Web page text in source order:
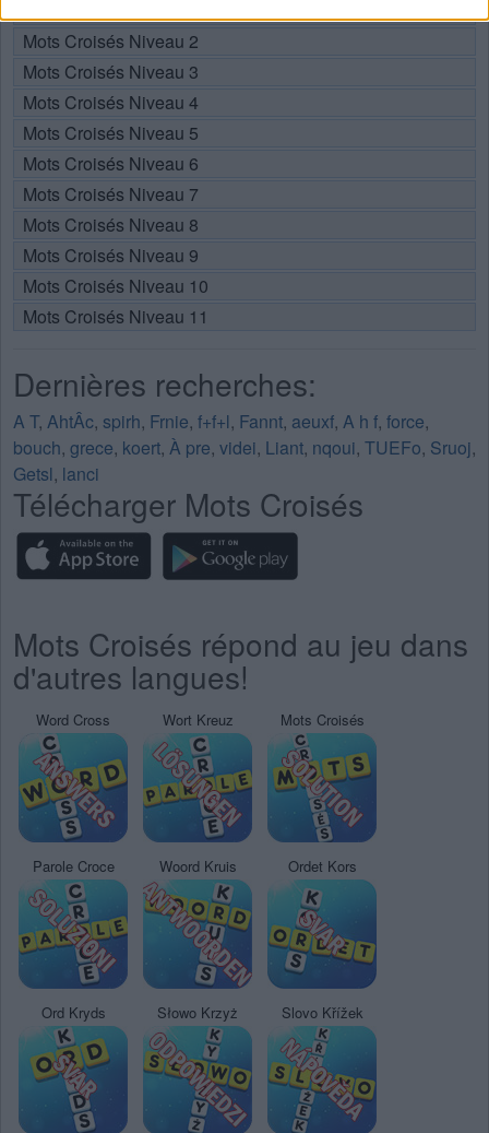
Mots Croisés Niveau 2
Mots Croisés Niveau 3
Mots Croisés Niveau 4
Mots Croisés Niveau 5
Mots Croisés Niveau 6
Mots Croisés Niveau 7
Mots Croisés Niveau 8
Mots Croisés Niveau 9
Mots Croisés Niveau 10
Mots Croisés Niveau 11
Dernières recherches:
A T, AhtÂc, spirh, Frnie, f+f+l, Fannt, aeuxf, A h f, force,
bouch, grece, koert, À pre, videi, Liant, nqoui, TUEFo, Sruoj,
Getsl, lanci
Télécharger Mots Croisés
Mots Croisés répond au jeu dans
d'autres langues!
Word Cross Wort Kreuz Mots Croisés
Parole Croce Woord Kruis Ordet Kors
Ord Kryds Słowo Krzyż Slovo Křížek